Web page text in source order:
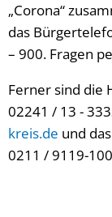
„Corona“
das
– 900. Fragen
Ferner sind die
02241 / 13 -
kreis.de und
0211 / 9119-